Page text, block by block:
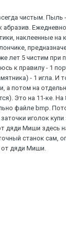
чистым. Пыль
абразив.
наклеенные на
лет 5 чистим при
к правилу - 1
- 1 игла. И
а потом на
Это на 11-ке.
файле bmp.
иголок
дяди Миши здесь
станок сам,
дяди Миши.